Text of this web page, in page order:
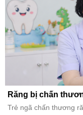
Răng bị chấn
Trẻ ngã chấn thương